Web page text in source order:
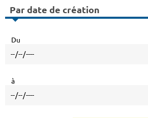
Par date de création
Du
à